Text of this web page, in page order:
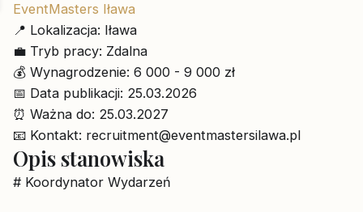
EventMasters Iława
📍 Lokalizacja: Iława
💼 Tryb pracy: Zdalna
💰 Wynagrodzenie: 6 000 - 9 000 zł
📅 Data publikacji: 25.03.2026
⏰ Ważna do: 25.03.2027
📧 Kontakt: recruitment@eventmastersilawa.pl
Opis stanowiska
# Koordynator Wydarzeń